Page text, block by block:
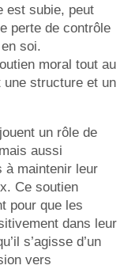
est subie, peut
perte de contrôle
soi.
moral tout au
structure et un
un rôle de
aussi
à maintenir leur
Ce soutien
pour que les
dans leur
s’agisse d’un
vers